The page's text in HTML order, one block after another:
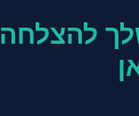
להצלחה